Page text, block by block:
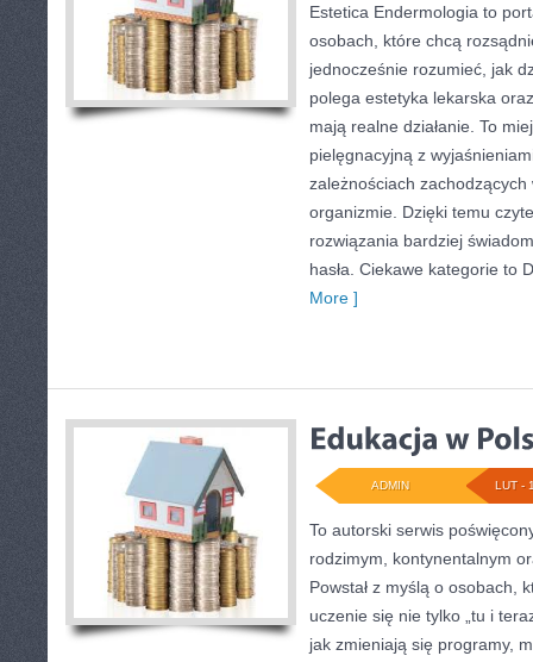
Estetica Endermologia to
osobach, które chcą
jednocześnie rozumieć, jak
polega estetyka lekarska
mają realne działanie. To
pielęgnacyjną z
zależnościach
organizmie. Dzięki temu
rozwiązania bardziej
hasła. Ciekawe kategorie to
More ]
LUT -
ADMIN
To autorski serwis
rodzimym, kontynentalnym
Powstał z myślą o osobach,
uczenie się nie tylko „tu i
jak zmieniają się programy,